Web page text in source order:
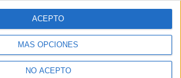
MÁS OPCIONES
NO ACEPTO
ACEPTO